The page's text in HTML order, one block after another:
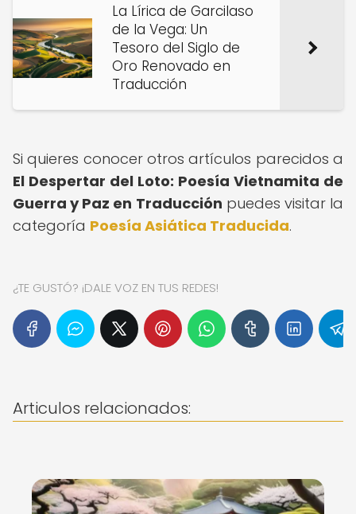
La Lírica de Garcilaso
de la Vega: Un
Tesoro del Siglo de
Oro Renovado en
Traducción
Si quieres conocer otros artículos parecidos a
El Despertar del Loto: Poesía Vietnamita de
Guerra y Paz en Traducción puedes visitar la
categoría Poesía Asiática Traducida.
¿TE GUSTÓ? ¡DALE VOZ EN TUS REDES!
Articulos relacionados: